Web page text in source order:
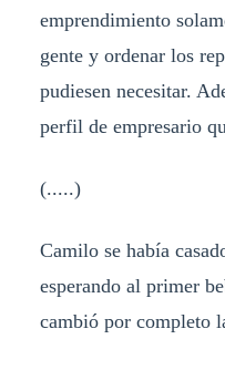
emprendimiento
gente y ordenar los
pudiesen necesitar.
perfil de empresario
(.....)
Camilo se había
esperando al primer
cambió por completo